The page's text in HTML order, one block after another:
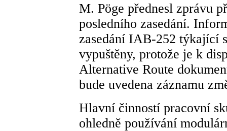
M. Pöge přednesl zprávu
posledního zasedání.
zasedání IAB-252 týkající
vypuštěny, protože je k
Alternative Route
bude uvedena záznamu
Hlavní činností pracovní
ohledně používání